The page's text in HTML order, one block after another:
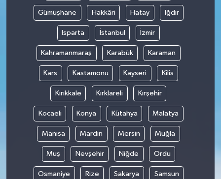
Gümüşhane Hakkâri Hatay Iğdır
Isparta İstanbul İzmir
Kahramanmaraş Karabük Karaman
Kars Kastamonu Kayseri Kilis
Kırıkkale Kırklareli Kırşehir
Kocaeli Konya Kütahya Malatya
Manisa Mardin Mersin Muğla
Muş Nevşehir Niğde Ordu
Osmaniye Rize Sakarya Samsun